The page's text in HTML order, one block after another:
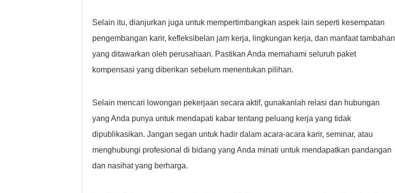
Selain itu, dianjurkan juga untuk mempertimbangkan aspek lain seperti kesempatan
pengembangan karir, kefleksibelan jam kerja, lingkungan kerja, dan manfaat tambahan
yang ditawarkan oleh perusahaan. Pastikan Anda memahami seluruh paket
kompensasi yang diberikan sebelum menentukan pilihan.
Selain mencari lowongan pekerjaan secara aktif, gunakanlah relasi dan hubungan
yang Anda punya untuk mendapati kabar tentang peluang kerja yang tidak
dipublikasikan. Jangan segan untuk hadir dalam acara-acara karir, seminar, atau
menghubungi profesional di bidang yang Anda minati untuk mendapatkan pandangan
dan nasihat yang berharga.